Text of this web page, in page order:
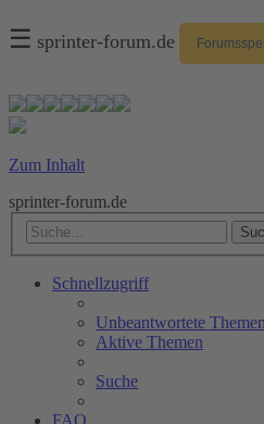
☰ sprinter-forum.de
Zum Inhalt
sprinter-forum.de
Schnellzugriff
Unbeantwortete Themen
Aktive Themen
Suche
FAQ